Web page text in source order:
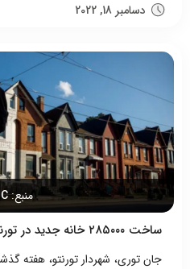
دسامبر 18, 2022
منبع:
ساخت ۲۸۵۰۰۰ خانه جدید در تورنتو در یک دهه آینده
جان توری، شهردار تورنتو، هفته